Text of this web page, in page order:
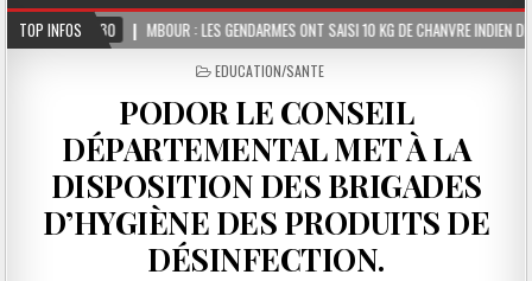
TOP INFOS
MBOUR : LES GENDARMES ONT SAISI 10 KG DE CHANVRE INDIEN DISSIMULÉS DANS LE
POSTED
EDUCATION/SANTE
PODOR LE CONSEIL
DÉPARTEMENTAL MET À LA
DISPOSITION DES BRIGADES
D’HYGIÈNE DES PRODUITS DE
DÉSINFECTION.